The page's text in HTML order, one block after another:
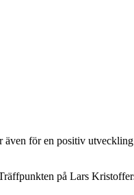
även för en positiv
på Lars